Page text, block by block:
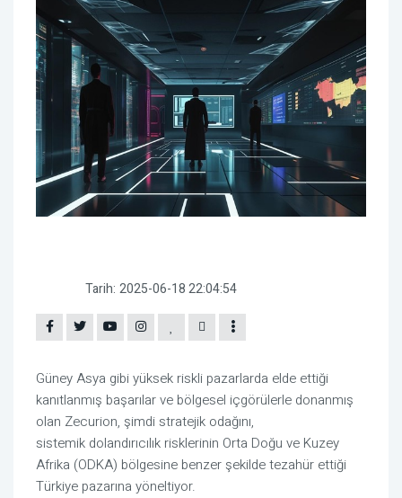
Tarih: 2025-06-18 22:04:54
Güney Asya gibi yüksek riskli pazarlarda elde ettiği
kanıtlanmış başarılar ve bölgesel içgörülerle donanmış
olan Zecurion, şimdi stratejik odağını,
sistemik dolandırıcılık risklerinin Orta Doğu ve Kuzey
Afrika (ODKA) bölgesine benzer şekilde tezahür ettiği
Türkiye pazarına yöneltiyor.